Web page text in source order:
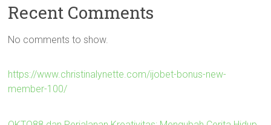
Recent Comments
No comments to show.
https://www.christinalynette.com/ijobet-bonus-new-
member-100/